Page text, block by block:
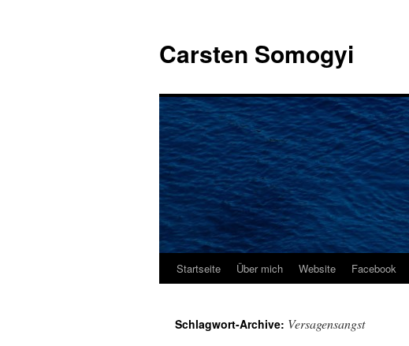
Carsten Somogyi
Zum
springen
Startseite Über mich Website Facebook
Schlagwort-Archive: Versagensangst